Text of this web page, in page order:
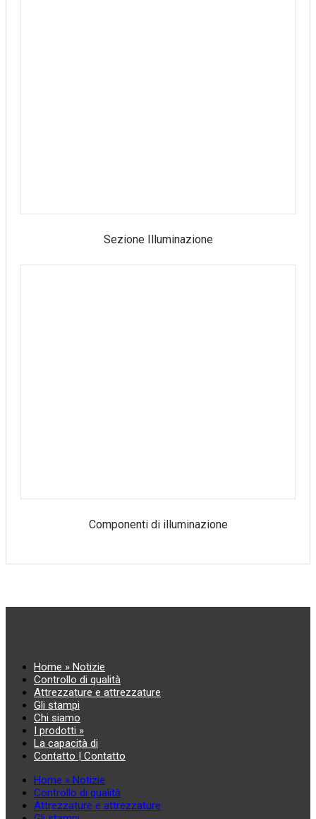
Sezione Illuminazione
Componenti di illuminazione
Home » Notizie
Controllo di qualità
Attrezzature e attrezzature
Gli stampi
Chi siamo
I prodotti »
La capacità di
Contatto | Contatto
Home » Notizie
Controllo di qualità
Attrezzature e attrezzature